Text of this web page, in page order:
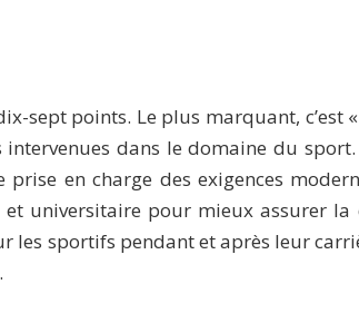
sept points. Le plus marquant,
dans le domaine du
en charge des exigences
universitaire pour mieux assurer
les sportifs pendant et après leur